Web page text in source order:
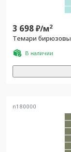
3 698₽/м2
Темари
В наличии
n180000